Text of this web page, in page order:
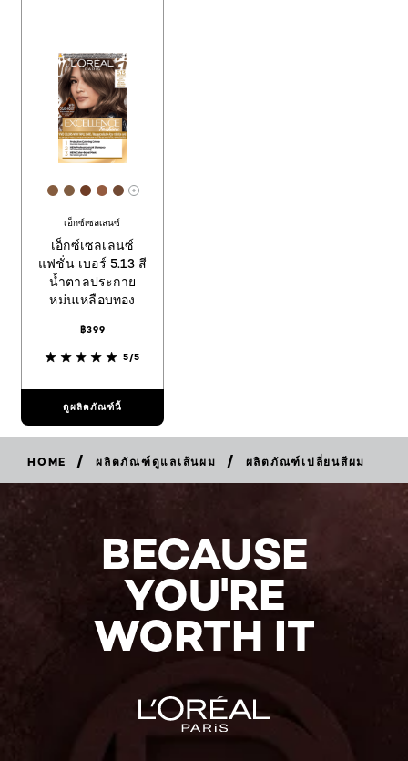
[Color]: #855c3e
[Color]: #805d41
[Color]: #6f3d26
[Color]: #945b3f
[Color]: #724a34
More shades are available
เอ็กซ์เซลเลนซ์
เอ็กซ์เซลเลนซ์
แฟชั่น เบอร์ 5.13 สี
น้ำตาลประกาย
หม่นเหลือบทอง
฿399
5/5
ดูผลิตภัณฑ์นี้
HOME / ผลิตภัณฑ์ดูแลเส้นผม / ผลิตภัณฑ์เปลี่ยนสีผม
BECAUSE
YOU'RE
WORTH IT